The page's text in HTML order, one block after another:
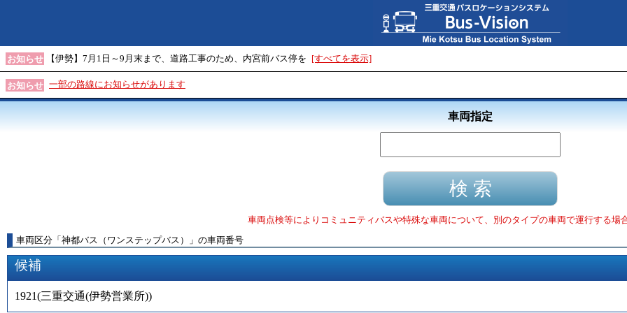
お知らせ 【伊勢】7月1日～9月末まで、道路工事のため、内宮前バス停を [すべてを表示]
お知らせ 一部の路線にお知らせがあります
車両指定
車両点検等によりコミュニティバスや特殊な車両について、別のタイプの車両で運行する場
車両区分 「 神都バス（ワンステップバス） 」 の車両番号
候補
1921(三重交通(伊勢営業所))